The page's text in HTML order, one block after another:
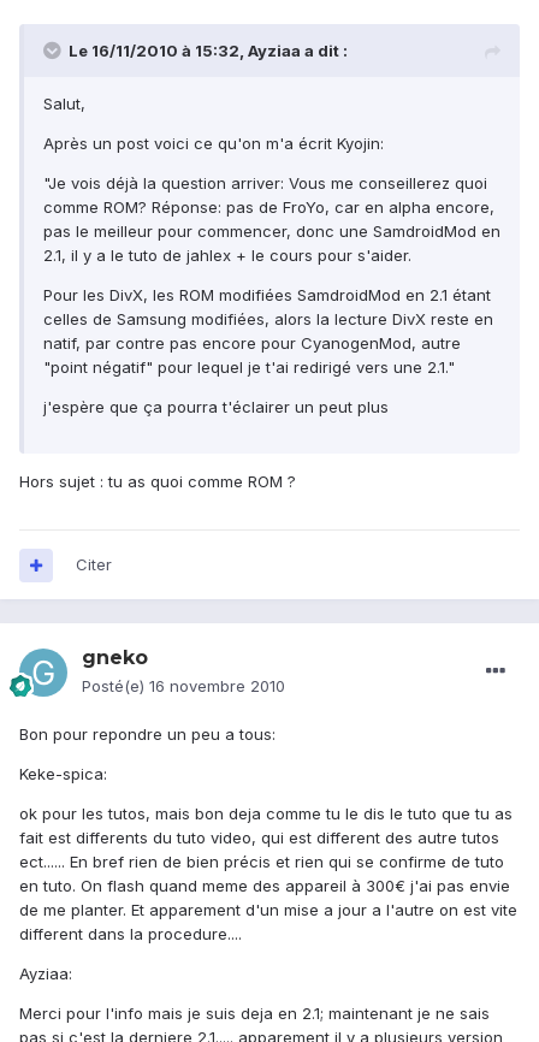
Le 16/11/2010 à 15:32, Ayziaa a dit :
Salut,
Après un post voici ce qu'on m'a écrit Kyojin:
"Je vois déjà la question arriver: Vous me conseillerez quoi
comme ROM? Réponse: pas de FroYo, car en alpha encore,
pas le meilleur pour commencer, donc une SamdroidMod en
2.1, il y a le tuto de jahlex + le cours pour s'aider.
Pour les DivX, les ROM modifiées SamdroidMod en 2.1 étant
celles de Samsung modifiées, alors la lecture DivX reste en
natif, par contre pas encore pour CyanogenMod, autre
"point négatif" pour lequel je t'ai redirigé vers une 2.1."
j'espère que ça pourra t'éclairer un peut plus
Hors sujet : tu as quoi comme ROM ?
Citer
gneko
Posté(e) 16 novembre 2010
Bon pour repondre un peu a tous:
Keke-spica:
ok pour les tutos, mais bon deja comme tu le dis le tuto que tu as
fait est differents du tuto video, qui est different des autre tutos
ect...... En bref rien de bien précis et rien qui se confirme de tuto
en tuto. On flash quand meme des appareil à 300€ j'ai pas envie
de me planter. Et apparement d'un mise a jour a l'autre on est vite
different dans la procedure....
Ayziaa:
Merci pour l'info mais je suis deja en 2.1; maintenant je ne sais
pas si c'est la derniere 2.1..... apparement il y a plusieurs version